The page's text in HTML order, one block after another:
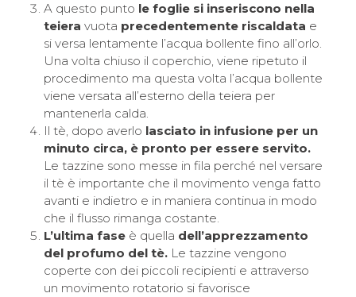
A questo punto le foglie si inseriscono nella
teiera vuota precedentemente riscaldata e
si versa lentamente l’acqua bollente fino all’orlo.
Una volta chiuso il coperchio, viene ripetuto il
procedimento ma questa volta l’acqua bollente
viene versata all’esterno della teiera per
mantenerla calda.
Il tè, dopo averlo lasciato in infusione per un
minuto circa, è pronto per essere servito.
Le tazzine sono messe in fila perché nel versare
il tè è importante che il movimento venga fatto
avanti e indietro e in maniera continua in modo
che il flusso rimanga costante.
L’ultima fase è quella dell’apprezzamento
del profumo del tè. Le tazzine vengono
coperte con dei piccoli recipienti e attraverso
un movimento rotatorio si favorisce